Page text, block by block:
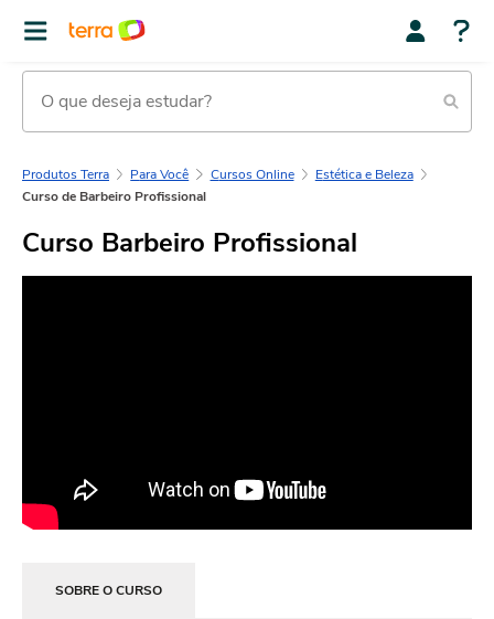
Produtos Terra Para Você Cursos Online
Estética e Beleza
Curso de Barbeiro Profissional
Curso Barbeiro Profissional
SOBRE O CURSO